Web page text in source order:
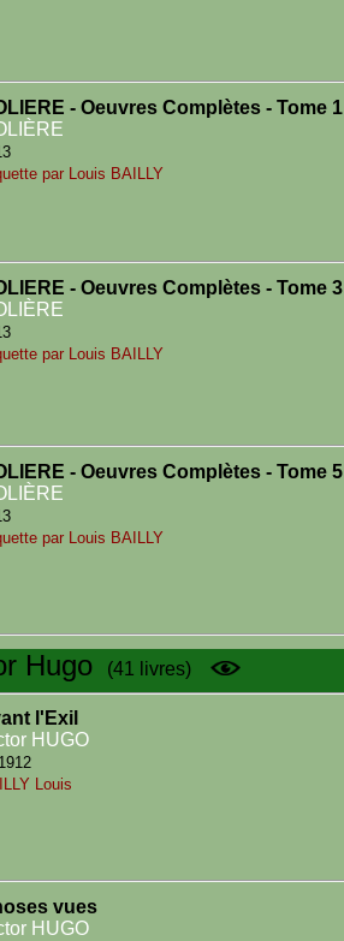
- Oeuvres Complètes - Tome 1
par Louis BAILLY
- Oeuvres Complètes - Tome 3
par Louis BAILLY
- Oeuvres Complètes - Tome 5
par Louis BAILLY
Hugo (41 livres)
l'Exil
HUGO
Louis
vues
HUGO